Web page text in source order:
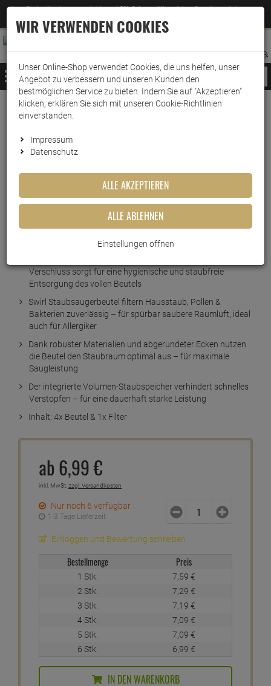
Jetzt für den Newsletter entscheiden und 5% Rabatt auf Ihre nächste Bestellung erhalten
–Zum Newsletter
ANMELDEN
AUFKLAPPEN
MERKZETTEL
WARENKORB:
MENÜ
Weiter einkaufen www.wark24.de
Küche & Haushalt
Staubsaugerzubehör
Swirl StaubsaugerbeutelM 48
10010252
Verschluss sorgt für eine hygienische und staubfreie
Entsorgung des vollen Beutels
Swirl Staubsaugerbeutel filtern Hausstaub, Pollen &
Bakterien zuverlässig – für spürbar saubere Raumluft, ideal
auch für Allergiker
Dank robuster Materialien und abgerundeter Ecken nutzen
die Beutel den Staubraum optimal aus – für maximale
Saugleistung
Der integrierte Volumen-Staubspeicher verhindert schnelles
Verstopfen – für eine dauerhaft starke Leistung
Inhalt: 4x Beutel & 1x Filter
ab 6,99€
inkl. MwSt.zzgl. Versandkosten
Nur noch 6 verfügbar
1-3 Tage Lieferzeit
Einloggen und Bewertung schreiben
Bestellmenge Preis
1 Stk. 7,59 €
2 Stk.
7,29 €
3 Stk.
7,19 €
4 Stk.
7,09 €
5 Stk.
7,09 €
6 Stk.
6,99 €
IN DEN WARENKORB
WIR VERWENDEN COOKIES
Unser Online-Shop verwendet Cookies, die uns helfen, unser
Angebot zu verbessern und unseren Kunden den
bestmöglichen Service zu bieten. Indem Sie auf "Akzeptieren"
klicken, erklären Sie sich mit unseren Cookie-Richtlinien
einverstanden.
Impressum
Datenschutz
ALLE AKZEPTIEREN
ALLE ABLEHNEN
Einstellungen öffnen